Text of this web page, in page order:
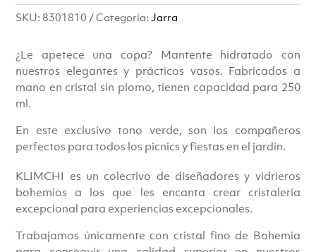
SKU: 8301810 Categoría:Jarra
¿Le apetece una copa? Mantente hidratado con
nuestros elegantes y prácticos vasos. Fabricados a
mano en cristal sin plomo, tienen capacidad para 250
ml.
En este exclusivo tono verde, son los compañeros
perfectos para todos los picnics y fiestas en el jardín.
KLIMCHI es un colectivo de diseñadores y vidrieros
bohemios a los que les encanta crear cristalería
excepcional para experiencias excepcionales.
Trabajamos únicamente con cristal fino de Bohemia